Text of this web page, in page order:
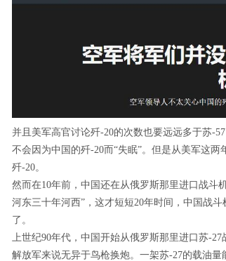
并且美军高官讨论歼-20的次数也要远远多于苏-
不会因为中国的歼-20而“失眠”。但是从美军这
歼-20。
然而在10年前，中国还在从俄罗斯那里进口战斗
河东三十年河西”，这才短短20年时间，中国战
了。
上世纪90年代，中国开始从俄罗斯那里进口苏-
解放军来说无异于鸟枪换炮。一架苏-27的载油